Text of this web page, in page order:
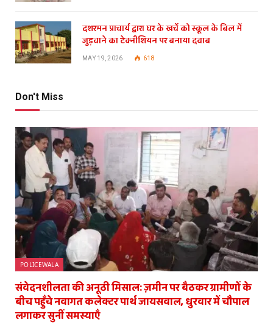
दशरमन प्राचार्य द्वारा घर के खर्चे को स्कूल के बिल में
जुड़वाने का टेक्नीशियन पर बनाया दवाब
MAY 19, 2026 618
Don't Miss
POLICEWALA
संवेदनशीलता की अनूठी मिसाल: ज़मीन पर बैठकर ग्रामीणों के
बीच पहुँचे नवागत कलेक्टर पार्थ जायसवाल, धुरवार में चौपाल
लगाकर सुनीं समस्याएँ